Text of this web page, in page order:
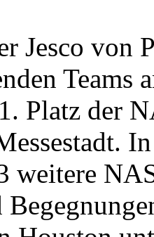
Jesco von
Platz der
weitere